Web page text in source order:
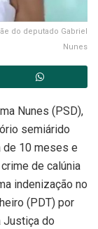
do deputado Gabriel
Nunes
Nunes (PSD),
semiárido
de 10 meses e
de calúnia
indenização no
(PDT) por
Justiça do